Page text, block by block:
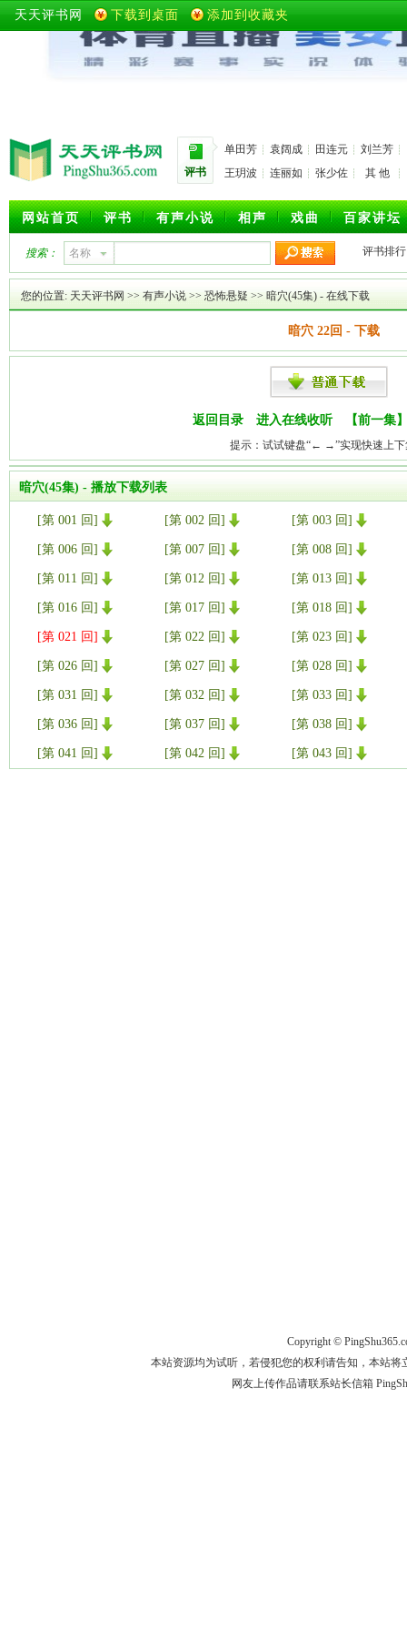
天天评书网 下载到桌面 添加到收藏夹
评书
单田芳 袁阔成 田连元
刘兰芳
王玥波
连丽如 张少佐 其 他
网站首页 评书 有声小说 相声 戏曲 百家讲坛
搜索： 名称 评书排行
您的位置: 天天评书网 >> 有声小说 >> 恐怖悬疑 >> 暗穴(45集) - 在线下载
暗穴 22回 - 下载
返回目录 进入在线收听【前一集
提示：试试键盘“← →”实现快速上下
暗穴(45集) - 播放下载列表
[第 001 回] [第 002 回] [第 003 回]
[第 006 回] [第 007 回] [第 008 回]
[第 011 回] [第 012 回] [第 013 回]
[第 016 回] [第 017 回] [第 018 回]
[第 021 回] [第 022 回] [第 023 回]
[第 026 回] [第 027 回] [第 028 回]
[第 031 回] [第 032 回] [第 033 回]
[第 036 回] [第 037 回] [第 038 回]
[第 041 回] [第 042 回] [第 043 回]
Copyright ©
本站资源均为试听，若侵犯您的权利请告知，本站
网友上传作品请联系站长信箱